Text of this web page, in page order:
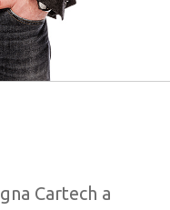
Cartech a